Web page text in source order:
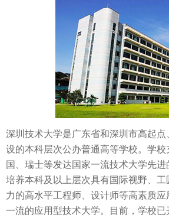
深圳技术大学是广东省和深圳市高起
设的本科层次公办普通高等学校。学
国、瑞士等发达国家一流技术大学先
培养本科及以上层次具有国际视野、
力的高水平工程师、设计师等高素质
一流的应用型技术大学。目前，学校